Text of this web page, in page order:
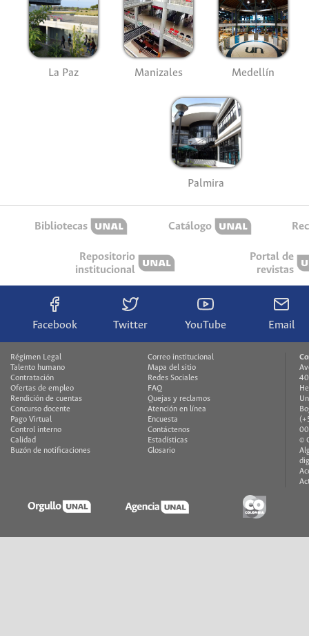
La Paz Manizales Medellín
Palmira
Bibliotecas Catálogo
Repositorio
institucional
Portal de
revistas
Facebook Twitter YouTube Email
Régimen Legal
Talento humano
Contratación
Ofertas de empleo
Rendición de cuentas
Concurso docente
Pago Virtual
Control interno
Calidad
Buzón de notificaciones
Correo institucional
Mapa del sitio
Redes Sociales
FAQ
Quejas y reclamos
Atención en línea
Encuesta
Contáctenos
Estadísticas
Glosario
©